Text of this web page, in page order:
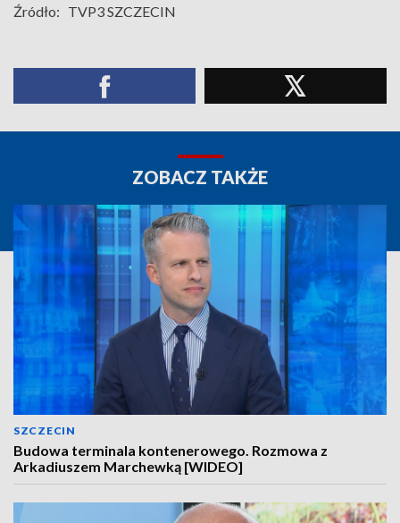
Źródło: TVP3 SZCZECIN
ZOBACZ TAKŻE
SZCZECIN
Budowa terminala kontenerowego. Rozmowa z
Arkadiuszem Marchewką [WIDEO]